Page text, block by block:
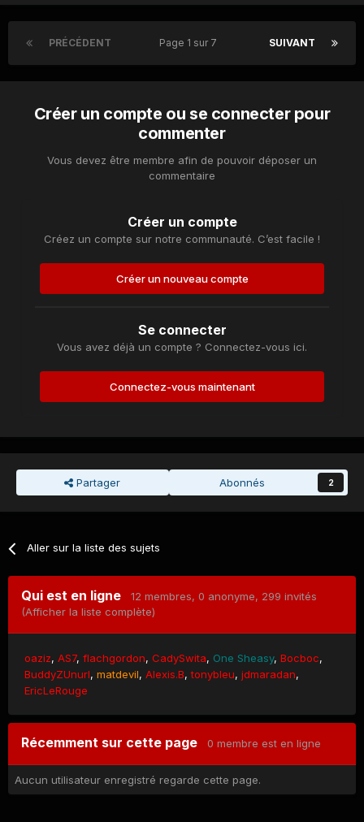
PRÉCÉDENT SUIVANT
Page 1 sur 7
Créer un compte ou se connecter pour
commenter
Vous devez être membre afin de pouvoir déposer un
commentaire
Créer un compte
Créez un compte sur notre communauté. C’est facile !
Créer un nouveau compte
Se connecter
Vous avez déjà un compte ? Connectez-vous ici.
Connectez-vous maintenant
Partager Abonnés 2
Aller sur la liste des sujets
Qui est en ligne 12 membres, 0 anonyme, 299 invités
(Afficher la liste complète)
oaziz AS7 flachgordon CadySwita One Sheasy Bocboc
BuddyZUnurl matdevil Alexis.B tonybleu jdmaradan
EricLeRouge
Récemment sur cette page 0 membre est en ligne
Aucun utilisateur enregistré regarde cette page.